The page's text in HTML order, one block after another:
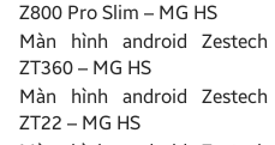
Z800 Pro Slim – MG HS
Màn hình android Zestech
ZT360 – MG HS
Màn hình android Zestech
ZT22 – MG HS